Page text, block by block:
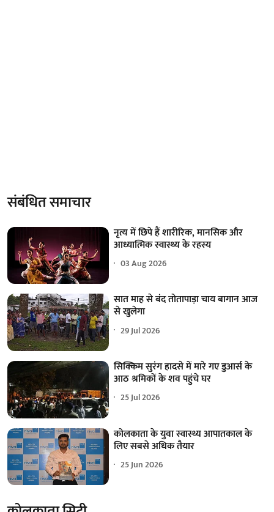
संबंधित समाचार
नृत्य में छिपे हैं शारीरिक, मानसिक और
आध्यात्मिक स्वास्थ्य के रहस्य
03 Aug 2026
सात माह से बंद तोतापाड़ा चाय बागान आज
से खुलेगा
29 Jul 2026
सिक्किम सुरंग हादसे में मारे गए डुआर्स के
आठ श्रमिकों के शव पहुंचे घर
25 Jul 2026
कोलकाता के युवा स्वास्थ्य आपातकाल के
लिए सबसे अधिक तैयार
25 Jun 2026